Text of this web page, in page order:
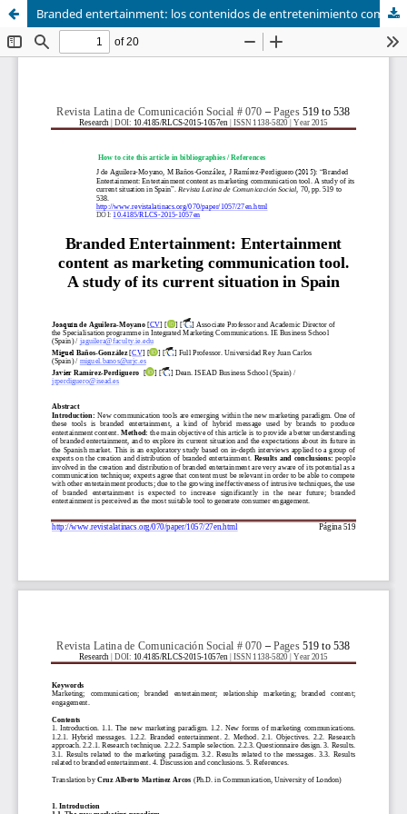
Branded entertainment: los contenidos de entretenimiento como herramienta de comunicación de marketing. Un estudio de su situación actual en España